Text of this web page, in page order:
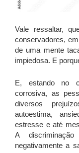
Vale ressaltar,
conservadores,
de uma mente
impiedosa. E
E, estando no
corrosiva, as
diversos
autoestima,
estresse e até
A
negativamente a